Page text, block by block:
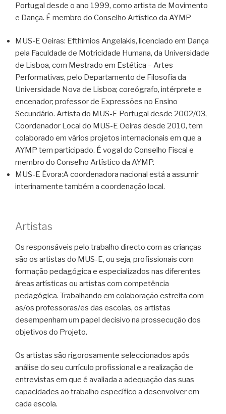
Portugal desde o ano 1999, como artista de Movimento
e Dança. É membro do Conselho Artístico da AYMP
MUS-E Oeiras: Efthimios Angelakis, licenciado em Dança
pela Faculdade de Motricidade Humana, da Universidade
de Lisboa, com Mestrado em Estética – Artes
Performativas, pelo Departamento de Filosofia da
Universidade Nova de Lisboa; coreógrafo, intérprete e
encenador; professor de Expressões no Ensino
Secundário. Artista do MUS-E Portugal desde 2002/03,
Coordenador Local do MUS-E Oeiras desde 2010, tem
colaborado em vários projetos internacionais em que a
AYMP tem participado. É vogal do Conselho Fiscal e
membro do Conselho Artístico da AYMP.
MUS-E Évora:A coordenadora nacional está a assumir
interinamente também a coordenação local.
Artistas
Os responsáveis pelo trabalho directo com as crianças
são os artistas do MUS-E, ou seja, profissionais com
formação pedagógica e especializados nas diferentes
áreas artísticas ou artistas com competência
pedagógica. Trabalhando em colaboração estreita com
as/os professoras/es das escolas, os artistas
desempenham um papel decisivo na prossecução dos
objetivos do Projeto.
Os artistas são rigorosamente seleccionados após
análise do seu currículo profissional e a realização de
entrevistas em que é avaliada a adequação das suas
capacidades ao trabalho específico a desenvolver em
cada escola.